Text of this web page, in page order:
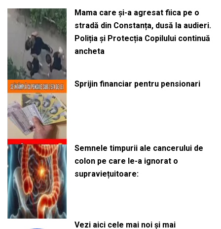
Mama care și-a agresat fiica pe o
stradă din Constanța, dusă la audieri.
Poliția și Protecția Copilului continuă
ancheta
Sprijin financiar pentru pensionari
Semnele timpurii ale cancerului de
colon pe care le-a ignorat o
supraviețuitoare:
Vezi aici cele mai noi și mai